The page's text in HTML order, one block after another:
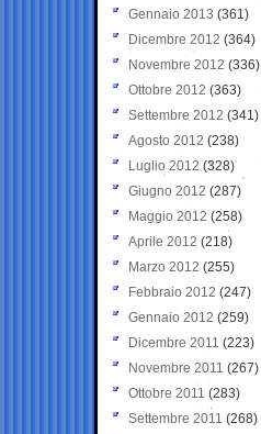
Gennaio 2013 (361)
Dicembre 2012 (364)
Novembre 2012 (336)
Ottobre 2012 (363)
Settembre 2012 (341)
Agosto 2012 (238)
Luglio 2012 (328)
Giugno 2012 (287)
Maggio 2012 (258)
Aprile 2012 (218)
Marzo 2012 (255)
Febbraio 2012 (247)
Gennaio 2012 (259)
Dicembre 2011 (223)
Novembre 2011 (267)
Ottobre 2011 (283)
Settembre 2011 (268)